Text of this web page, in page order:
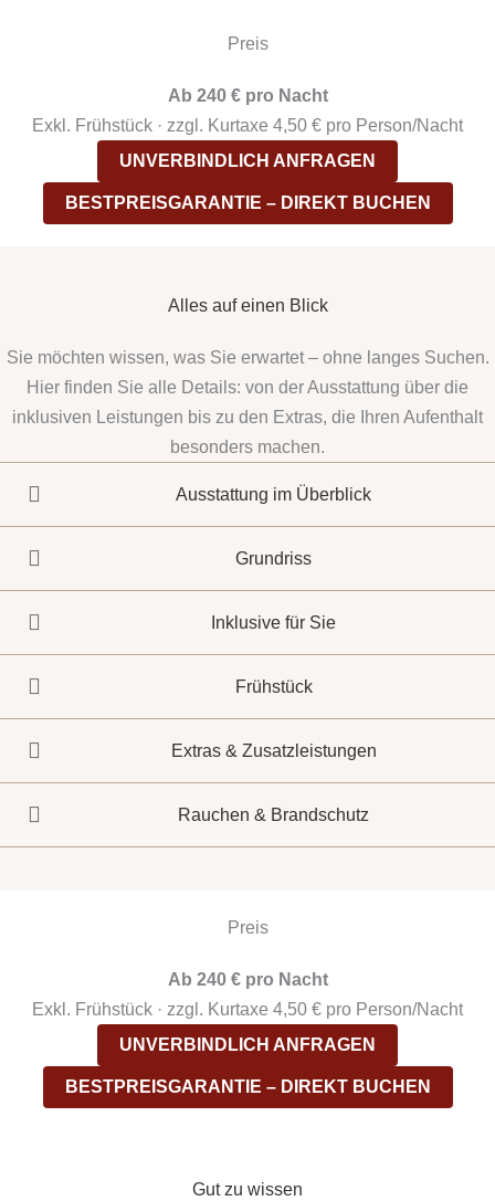
Preis
Ab 240 € pro Nacht
Exkl. Frühstück · zzgl. Kurtaxe 4,50 € pro Person/Nacht
UNVERBINDLICH ANFRAGEN
BESTPREISGARANTIE – DIREKT BUCHEN
Alles auf einen Blick
Sie möchten wissen, was Sie erwartet – ohne langes Suchen.
Hier finden Sie alle Details: von der Ausstattung über die
inklusiven Leistungen bis zu den Extras, die Ihren Aufenthalt
besonders machen.
Ausstattung im Überblick
Grundriss
Inklusive für Sie
Frühstück
Extras & Zusatzleistungen
Rauchen & Brandschutz
Preis
Ab 240 € pro Nacht
Exkl. Frühstück · zzgl. Kurtaxe 4,50 € pro Person/Nacht
UNVERBINDLICH ANFRAGEN
BESTPREISGARANTIE – DIREKT BUCHEN
Gut zu wissen